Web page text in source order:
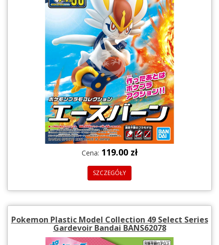
Cena: 119.00 zł
SZCZEGÓŁY
Pokemon Plastic Model Collection 49 Select Series
Gardevoir Bandai BANS62078